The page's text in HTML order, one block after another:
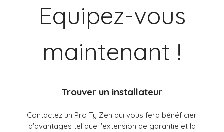
Equipez-vous
maintenant !
Trouver un installateur
Contactez un Pro Ty Zen qui vous fera bénéficier
d'avantages tel que l'extension de garantie et la